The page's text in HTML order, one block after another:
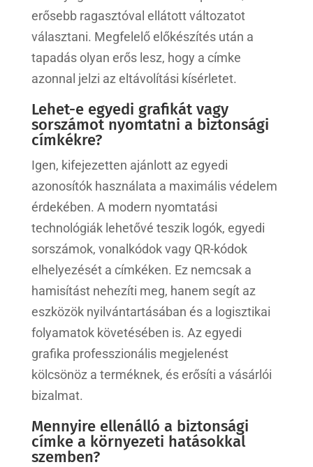
erősebb ragasztóval ellátott változatot
választani. Megfelelő előkészítés után a
tapadás olyan erős lesz, hogy a címke
azonnal jelzi az eltávolítási kísérletet.
Lehet-e egyedi grafikát vagy
sorszámot nyomtatni a biztonsági
címkékre?
Igen, kifejezetten ajánlott az egyedi
azonosítók használata a maximális védelem
érdekében. A modern nyomtatási
technológiák lehetővé teszik logók, egyedi
sorszámok, vonalkódok vagy QR-kódok
elhelyezését a címkéken. Ez nemcsak a
hamisítást nehezíti meg, hanem segít az
eszközök nyilvántartásában és a logisztikai
folyamatok követésében is. Az egyedi
grafika professzionális megjelenést
kölcsönöz a terméknek, és erősíti a vásárlói
bizalmat.
Mennyire ellenálló a biztonsági
címke a környezeti hatásokkal
szemben?